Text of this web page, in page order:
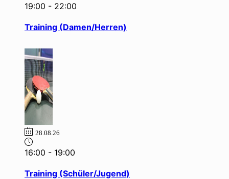
19:00 - 22:00
Training (Damen/Herren)
28.08.26
16:00 - 19:00
Training (Schüler/Jugend)